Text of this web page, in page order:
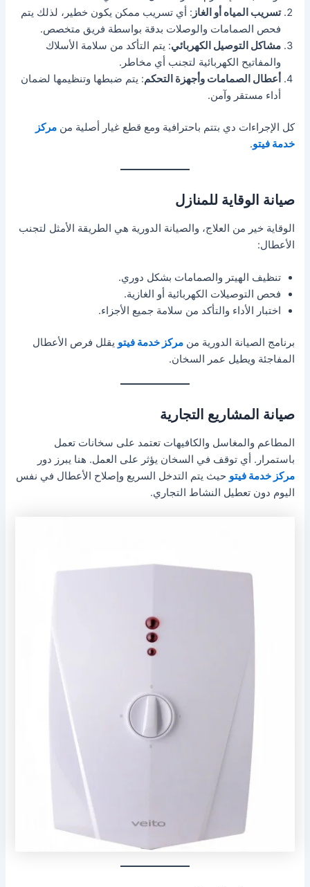
تسريب المياه أو الغاز : أي تسريب ممكن يكون خطير، لذلك يتم
فحص الصمامات والوصلات بدقة بواسطة فريق متخصص.
مشاكل التوصيل الكهربائي: يتم التأكد من سلامة الأسلاك
والمفاتيح الكهربائية لتجنب أي مخاطر.
أعطال الصمامات وأجهزة التحكم: يتم ضبطها وتنظيمها لضمان
أداء مستقر وآمن.
كل الإجراءات دي بتتم باحترافية ومع قطع غيار أصلية منمركز
خدمة فيتو.
صيانة الوقاية للمنازل
الوقاية خير من العلاج، والصيانة الدورية هي الطريقة الأمثل لتجنب
الأعطال:
تنظيف الهيتر والصمامات بشكل دوري.
فحص التوصيلات الكهربائية أو الغازية.
اختبار الأداء والتأكد من سلامة جميع الأجزاء.
برنامج الصيانة الدورية منمركز خدمة فيتو يقلل فرص الأعطال
المفاجئة ويطيل عمر السخان.
صيانة المشاريع التجارية
المطاعم والمغاسل والكافيهات تعتمد على سخانات تعمل
باستمرار. أي توقف في السخان يؤثر على العمل. هنا يبرز دور
مركز خدمة فيتو حيث يتم التدخل السريع وإصلاح الأعطال في نفس
اليوم دون تعطيل النشاط التجاري.